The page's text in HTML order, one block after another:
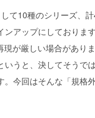
て10種のシリーズ、
アップにしておりま
が厳しい場合があり
うと、決してそうで
今回はそんな「規格